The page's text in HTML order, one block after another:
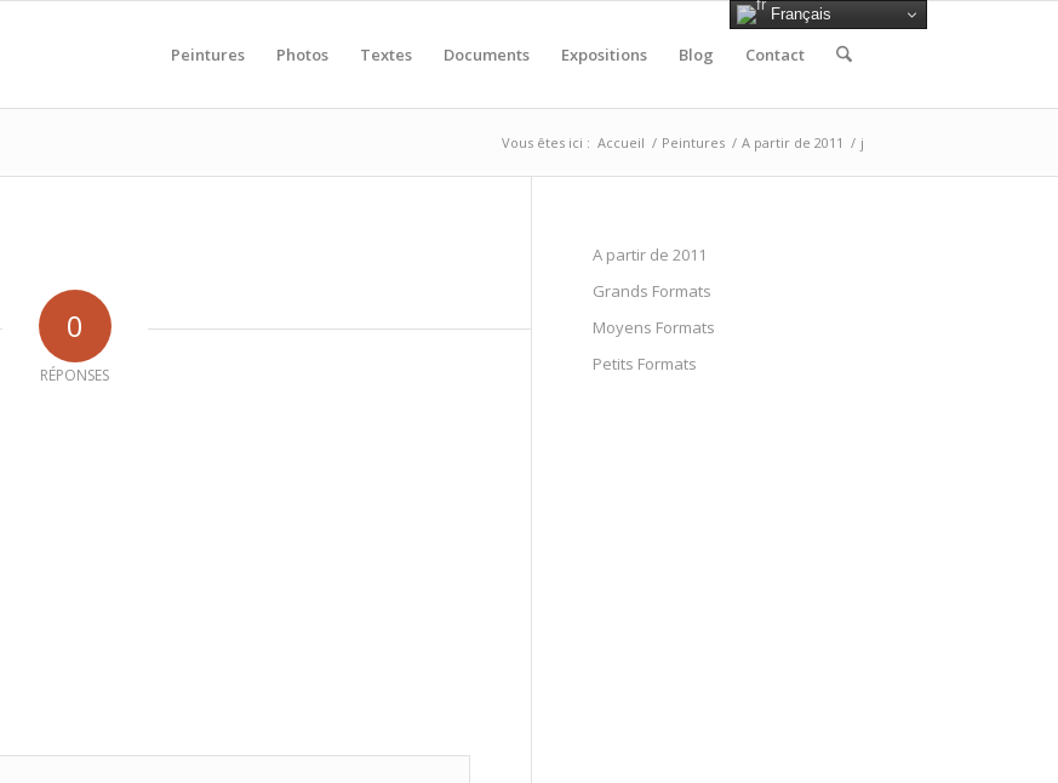
Peintures Photos Textes Documents Expositions Blog Contact
Vous êtes ici : Accueil / Peintures / A partir de 2011 / j
0
RÉPONSES
A partir de 2011
Grands Formats
Moyens Formats
Petits Formats
Français